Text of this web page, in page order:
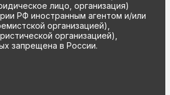
лицо, организация)
РФ иностранным агентом и/или
организацией),
организацией),
запрещена в России.